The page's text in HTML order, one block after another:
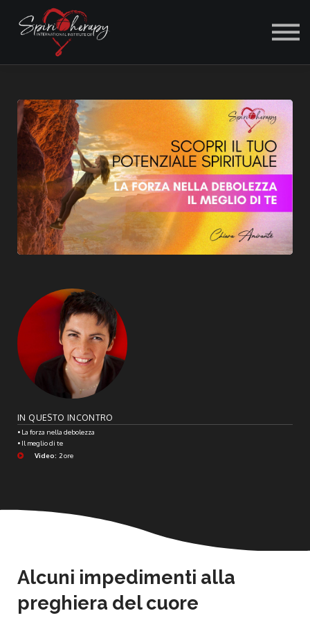
IN QUESTO INCONTRO
• La forza nella debolezza
• Il meglio di te
Video: 2 ore
Alcuni impedimenti alla
preghiera del cuore